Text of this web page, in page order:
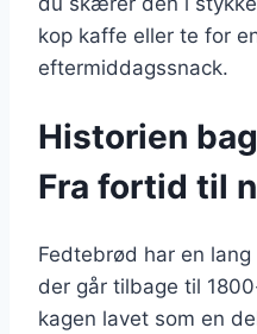
kop kaffe eller te for
eftermiddagssnack.
Historien
Fra fortid til
Fedtebrød har en
der går tilbage til
kagen lavet som en